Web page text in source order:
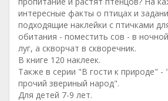
интересные факты о птицах и
подходящие наклейки с птичками
обитания - поместить сов - в
луг, а скворчат в скворечник.
В книге 120 наклеек.
Также в серии "В гости к природе" -
прочий звериный народ".
Для детей 7-9 лет.